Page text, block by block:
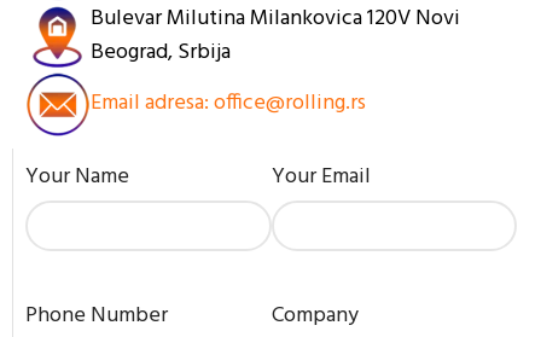
Bulevar Milutina Milankovica 120V Novi
Beograd, Srbija
Email adresa: office@rolling.rs
Your Name Your Email
Phone Number Company